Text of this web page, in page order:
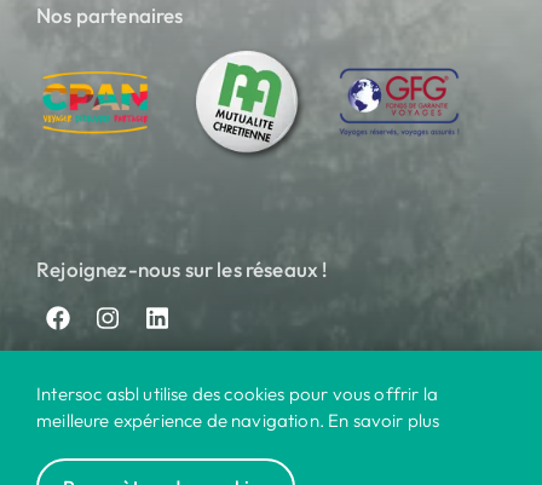
Nos partenaires
Rejoignez-nous sur les réseaux !
Intersoc asbl utilise des cookies pour vous offrir la
meilleure expérience de navigation. En savoir plus